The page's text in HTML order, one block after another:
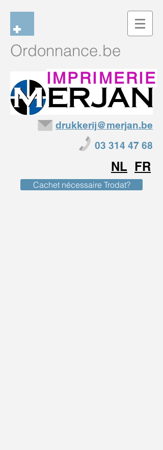
Ordonnance.be
IMPRIMERIE
drukkerij@merjan.be
03 314 47 68
NL FR
Cachet nécessaire Trodat?